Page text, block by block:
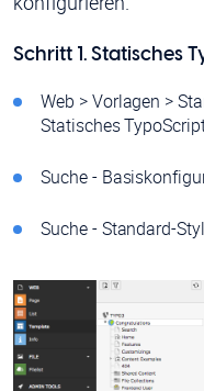
Schritt 1. Statisches
Web > Vorlagen >
Statisches
Suche -
Suche - Standard-